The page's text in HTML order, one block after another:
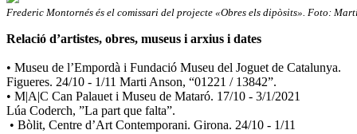
Frederic Montornés és el comissari del projecte «Obres els dipòsits». Foto:
Relació d’artistes, obres, museus i arxius i dates
• Museu de l’Empordà i Fundació Museu del Joguet de Catalunya.
Figueres. 24/10 - 1/11 Marti Anson, “01221 / 13842”.
• M|A|C Can Palauet i Museu de Mataró. 17/10 - 3/1/2021
Lúa Coderch, ”La part que falta”.
• Bòlit, Centre d’Art Contemporani. Girona. 24/10 - 1/11